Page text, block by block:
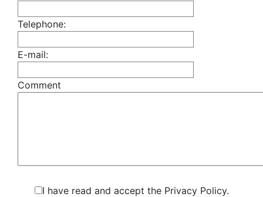
Telephone:
E-mail:
Comment
I have read and accept the Privacy Policy.